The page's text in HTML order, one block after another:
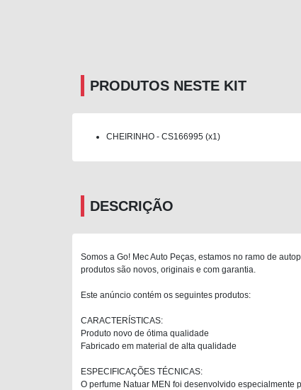
PRODUTOS NESTE KIT
CHEIRINHO - CS166995 (x1)
DESCRIÇÃO
Somos a Go! Mec Auto Peças, estamos no ramo de
produtos são novos, originais e com garantia.
Este anúncio contém os seguintes produtos:
CARACTERÍSTICAS:
Produto novo de ótima qualidade
Fabricado em material de alta qualidade
ESPECIFICAÇÕES TÉCNICAS:
O perfume Natuar MEN foi desenvolvido especialmente